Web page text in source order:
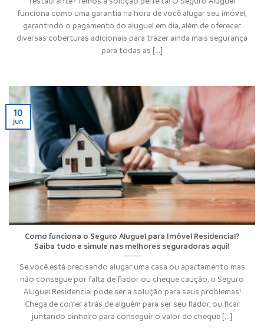
funciona como uma garantia na hora de você alugar seu imóvel,
garantindo o pagamento do aluguel em dia, além de oferecer
diversas coberturas adicionais para trazer ainda mais segurança
para todas as [...]
Como funciona o Seguro Aluguel para Imóvel Residencial?
Saiba tudo e simule nas melhores seguradoras aqui!
Se você está precisando alugar uma casa ou apartamento mas
não consegue por falta de fiador ou cheque caução, o Seguro
Aluguel Residencial pode ser a solução para seus problemas!
Chega de correr atrás de alguém para ser seu fiador, ou ficar
juntando dinheiro para conseguir o valor do cheque [...]
10
jun